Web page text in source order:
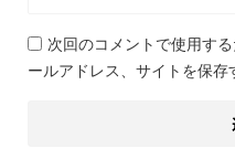
次回のコメントで使用す
ールアドレス、サイトを保存